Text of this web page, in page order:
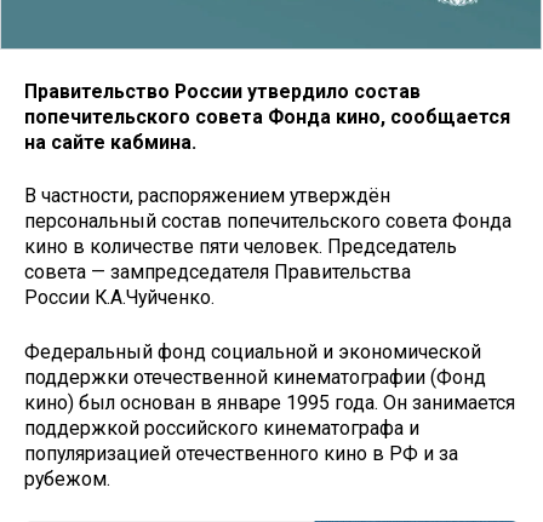
Правительство России утвердило состав
попечительского совета Фонда кино, сообщается
на сайте кабмина.
В частности, распоряжением утверждён
персональный состав попечительского совета Фонда
кино в количестве пяти человек. Председатель
совета — зампредседателя Правительства
России К.А.Чуйченко.
Федеральный фонд социальной и экономической
поддержки отечественной кинематографии (Фонд
кино) был основан в январе 1995 года. Он занимается
поддержкой российского кинематографа и
популяризацией отечественного кино в РФ и за
рубежом.